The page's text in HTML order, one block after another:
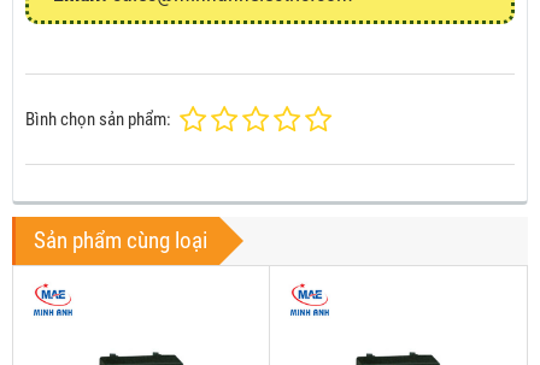
Bình chọn sản phẩm:
Sản phẩm cùng loại